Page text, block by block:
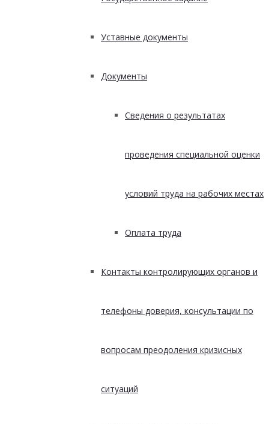
Уставные документы
Документы
Сведения о результатах
проведения специальной оценки
условий труда на рабочих местах
Оплата труда
Контакты контролирующих органов и
телефоны доверия, консультации по
вопросам преодоления кризисных
ситуаций